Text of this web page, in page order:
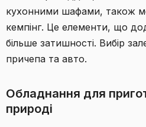
кухонними шафами, також
кемпінг. Це елементи, що
більше затишності. Вибір
причепа та авто.
Обладнання для
природі